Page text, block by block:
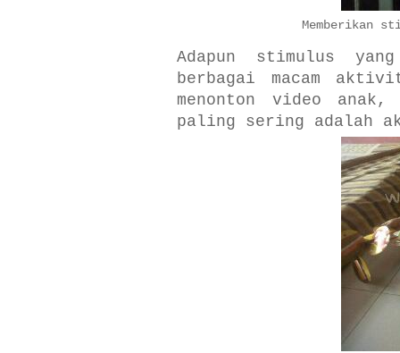
Memberikan
Adapun stimulus
berbagai macam
menonton video
paling sering adalah